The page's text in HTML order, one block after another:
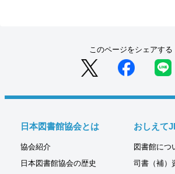
このページをシェアする
日本図書館協会とは
協会紹介
日本図書館協会の歴史
おしえて
図書館につ
司書（補）